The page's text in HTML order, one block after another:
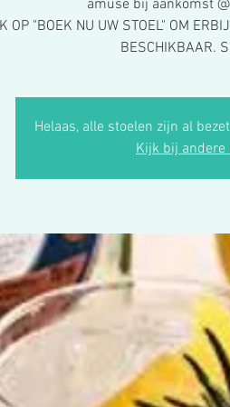
amuse bij aankomst
OP "BOEK NU UW STOEL" OM
BESCHIKBAAR.
Helaas, alle stoelen zijn al
Kijk bij andere